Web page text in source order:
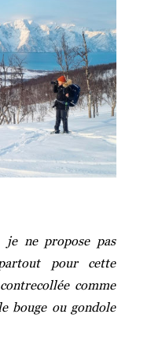
je ne propose pas
partout pour cette
comme
bouge ou gondole